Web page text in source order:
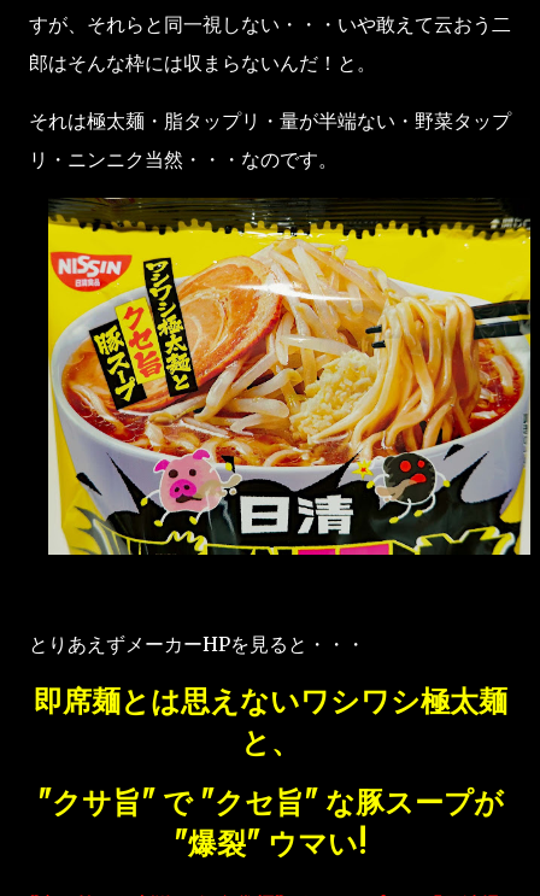
すが、それらと同一視しない・・・いや敢えて云おう二
郎はそんな枠には収まらないんだ！と。
それは極太麺・脂タップリ・量が半端ない・野菜タップ
リ・ニンニク当然・・・なのです。
とりあえずメーカーHPを見ると・・・
即席麺とは思えないワシワシ極太麺
と、
"クサ旨" で "クセ旨" な豚スープが
"爆裂" ウマい!